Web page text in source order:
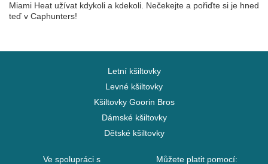
Miami Heat užívat kdykoli a kdekoli. Nečekejte a pořiďte si je hned
teď v Caphunters!
Letní kšiltovky
Levné kšiltovky
Kšiltovky Goorin Bros
Dámské kšiltovky
Dětské kšiltovky
Ve spolupráci s
Můžete platit pomocí: